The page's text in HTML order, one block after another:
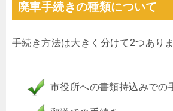
廃車手続きの種類について
手続き方法は大きく分けて2つありま
市役所への書類持込みでの